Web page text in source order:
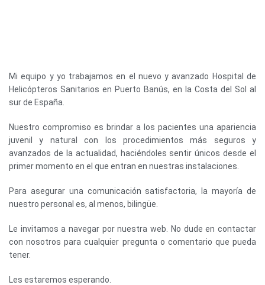
Mi equipo y yo trabajamos en el nuevo y avanzado Hospital de
Helicópteros Sanitarios en Puerto Banús, en la Costa del Sol al
sur de España.
Nuestro compromiso es brindar a los pacientes una apariencia
juvenil y natural con los procedimientos más seguros y
avanzados de la actualidad, haciéndoles sentir únicos desde el
primer momento en el que entran en nuestras instalaciones.
Para asegurar una comunicación satisfactoria, la mayoría de
nuestro personal es, al menos, bilingüe.
Le invitamos a navegar por nuestra web. No dude en contactar
con nosotros para cualquier pregunta o comentario que pueda
tener.
Les estaremos esperando.